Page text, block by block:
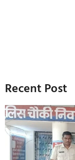
Recent Post